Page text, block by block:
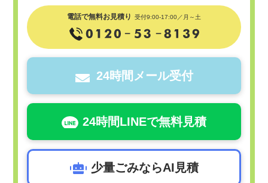
電話で無料お見積り 受付9:00-17:00／月～土
24時間メール受付
24時間LINEで無料見積
少量ごみならAI見積